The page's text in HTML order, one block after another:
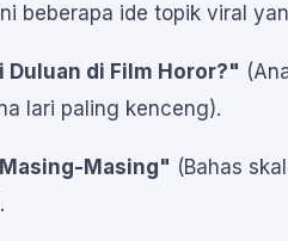
beberapa ide topik viral
Duluan di Film Horor?"
lari paling kenceng).
Masing" (Bahas